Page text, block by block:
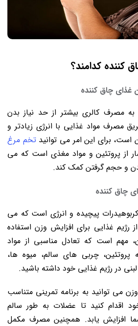
کننده کدامند؟
غذای چاق کننده
به مصرف کالری بیشتر از حد نیاز بدن
مصرف مواد غذایی با انرژی زیادتر و
است، برای این امر می توانیدتخم مرغ
از پروتئین و مواد مغذی است که می
و حجم گرفتن کمک کند.
چاق کننده
پیچیده و انرژی است که می
رژیم غذایی برای افزایش وزن استفاده
مهم است که تعادل مناسبی از مواد
چربی ‌های سالم، میوه ‌ها،
در رژیم غذایی خود داشته باشید.
می ‌توانید به برنامه تمرینی متناسب
اقدام کنید تا عضلات به طور سالم
افزایش یابد. همچنین مصرف مکمل